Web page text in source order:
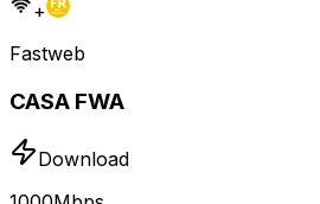
+
Fastweb
CASA FWA
Download